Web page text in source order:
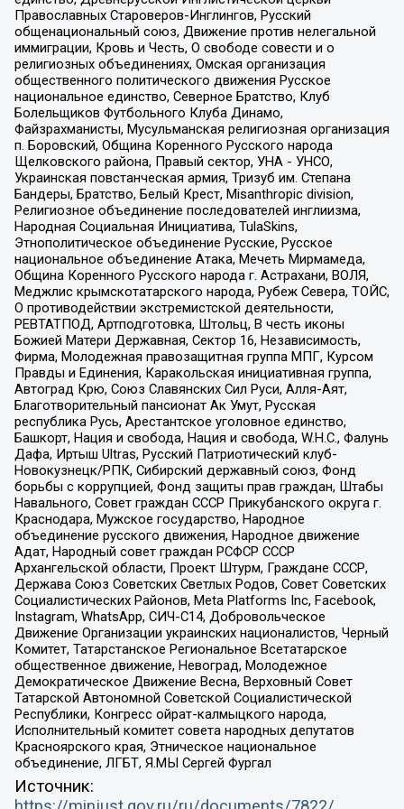
Православных Староверов-Инглингов, Русский
общенациональный союз, Движение против нелегальной
иммиграции, Кровь и Честь, О свободе совести и о
религиозных объединениях, Омская организация
общественного политического движения Русское
национальное единство, Северное Братство, Клуб
Болельщиков Футбольного Клуба Динамо,
Файзрахманисты, Мусульманская религиозная организация
п. Боровский, Община Коренного Русского народа
Щелковского района, Правый сектор, УНА - УНСО,
Украинская повстанческая армия, Тризуб им. Степана
Бандеры, Братство, Белый Крест, Misanthropic division,
Религиозное объединение последователей инглиизма,
Народная Социальная Инициатива, TulaSkins,
Этнополитическое объединение Русские, Русское
национальное объединение Атака, Мечеть Мирмамеда,
Община Коренного Русского народа г. Астрахани, ВОЛЯ,
Меджлис крымскотатарского народа, Рубеж Севера, ТОЙС,
О противодействии экстремистской деятельности,
РЕВТАТПОД, Артподготовка, Штольц, В честь иконы
Божией Матери Державная, Сектор 16, Независимость,
Фирма, Молодежная правозащитная группа МПГ, Курсом
Правды и Единения, Каракольская инициативная группа,
Автоград Крю, Союз Славянских Сил Руси, Алля-Аят,
Благотворительный пансионат Ак Умут, Русская
республика Русь, Арестантское уголовное единство,
Башкорт, Нация и свобода, Нация и свобода, W.H.С., Фалунь
Дафа, Иртыш Ultras, Русский Патриотический клуб-
Новокузнецк/РПК, Сибирский державный союз, Фонд
борьбы с коррупцией, Фонд защиты прав граждан, Штабы
Навального, Совет граждан СССР Прикубанского округа г.
Краснодара, Мужское государство, Народное
объединение русского движения, Народное движение
Адат, Народный совет граждан РСФСР СССР
Архангельской области, Проект Штурм, Граждане СССР,
Держава Союз Советских Светлых Родов, Совет Советских
Социалистических Районов, Meta Platforms Inc, Facebook,
Instagram, WhatsApp, СИЧ-С14, Добровольческое
Движение Организации украинских националистов, Черный
Комитет, Татарстанское Региональное Всетатарское
общественное движение, Невоград, Молодежное
Демократическое Движение Весна, Верховный Совет
Татарской Автономной Советской Социалистической
Республики, Конгресс ойрат-калмыцкого народа,
Исполнительный комитет совета народных депутатов
Красноярского края, Этническое национальное
объединение, ЛГБТ, Я.МЫ Сергей Фургал
Источник: